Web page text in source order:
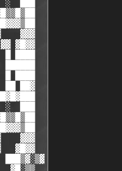
███
▓▓▓
████
██ ██▓
███
▓▓▓
███▒▓░▒▓